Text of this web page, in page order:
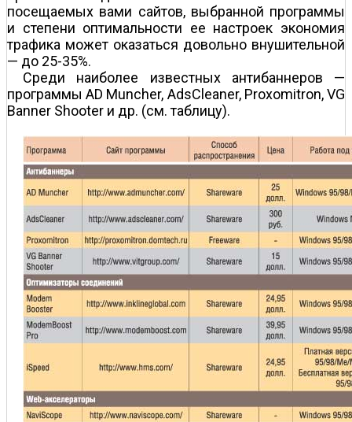
посещаемых вами сайтов, выбранной программы
и степени оптимальности ее настроек экономия
трафика может оказаться довольно внушительной
— до 25-35%.
Среди наиболее известных антибаннеров —
программы AD Muncher, AdsCleaner, Proxomitron, VG
Banner Shooter и др. (см. таблицу).